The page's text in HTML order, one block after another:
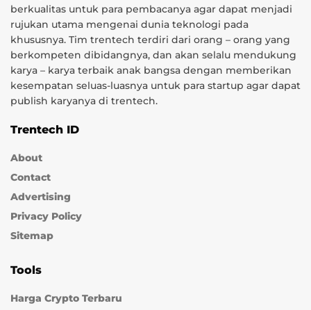
berkualitas untuk para pembacanya agar dapat menjadi
rujukan utama mengenai dunia teknologi pada
khususnya. Tim trentech terdiri dari orang – orang yang
berkompeten dibidangnya, dan akan selalu mendukung
karya – karya terbaik anak bangsa dengan memberikan
kesempatan seluas-luasnya untuk para startup agar dapat
publish karyanya di trentech.
Trentech ID
About
Contact
Advertising
Privacy Policy
Sitemap
Tools
Harga Crypto Terbaru